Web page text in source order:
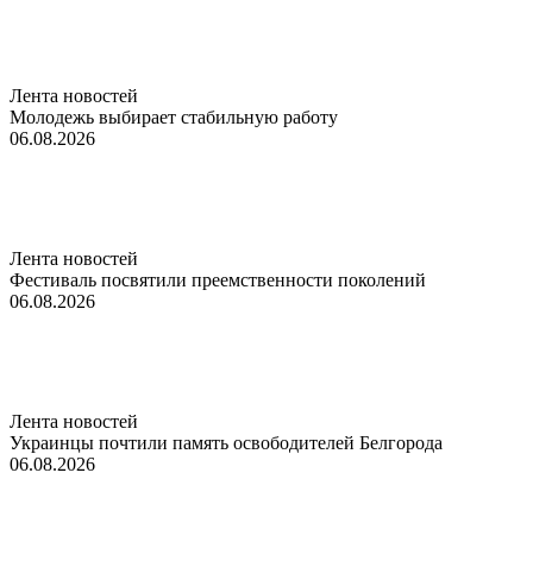
Лента новостей
Молодежь выбирает стабильную работу
06.08.2026
Лента новостей
Фестиваль посвятили преемственности поколений
06.08.2026
Лента новостей
Украинцы почтили память освободителей Белгорода
06.08.2026